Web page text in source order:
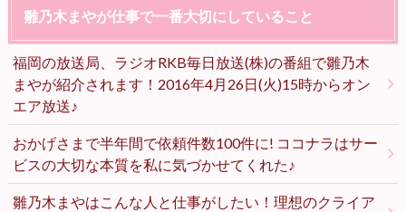
雛乃木まやが仕事で一番大切にしていること
福岡の放送局、ラジオRKB毎日放送(株)の番組で雛乃木
まやが紹介されます！2016年4月26日(火)15時からオン
エア放送♪
おかげさまで半年間で依頼件数100件に! ココナラはサー
ビスの大切な本質を私に気づかせてくれた♪
雛乃木まやはこんな人と仕事がしたい！理想のクライア